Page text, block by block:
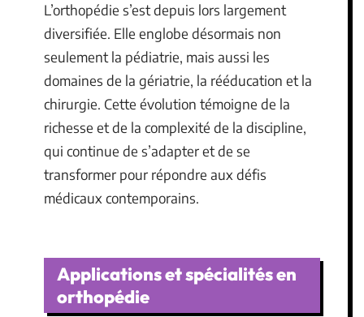
L’orthopédie s’est depuis lors largement
diversifiée. Elle englobe désormais non
seulement la pédiatrie, mais aussi les
domaines de la gériatrie, la rééducation et la
chirurgie. Cette évolution témoigne de la
richesse et de la complexité de la discipline,
qui continue de s’adapter et de se
transformer pour répondre aux défis
médicaux contemporains.
Applications et spécialités en
orthopédie